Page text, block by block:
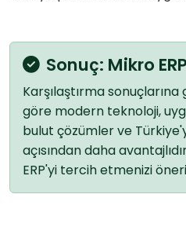
Sonuç: Mikro
Karşılaştırma
göre modern teknoloji,
bulut çözümler ve
açısından daha
ERP'yi tercih etmenizi